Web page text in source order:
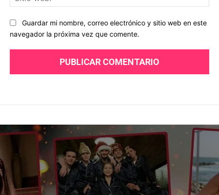
Guardar mi nombre, correo electrónico y sitio web en este
navegador la próxima vez que comente.